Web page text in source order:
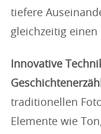
tiefere
gleichzeitig einen
Innovative
traditionellen
Elemente wie